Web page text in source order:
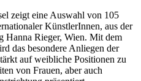
zeigt eine Auswahl von 105
KünstlerInnen, aus der
Hanna Rieger, Wien. Mit dem
das besondere Anliegen der
auf weibliche Positionen zu
von Frauen, aber auch